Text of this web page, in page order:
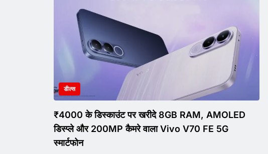
डील्स
₹4000 के डिस्काउंट पर खरीदे 8GB RAM, AMOLED
डिस्प्ले और 200MP कैमरे वाला Vivo V70 FE 5G
स्मार्टफोन